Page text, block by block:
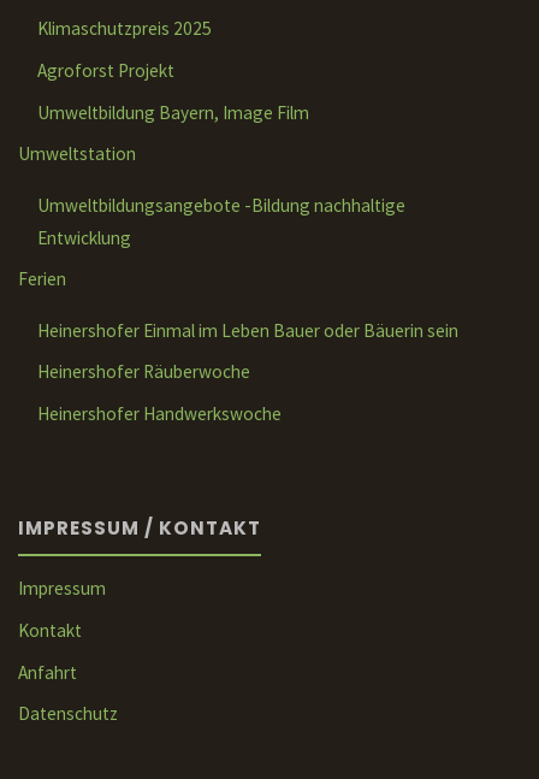
Klimaschutzpreis 2025
Agroforst Projekt
Umweltbildung Bayern, Image Film
Umweltstation
Umweltbildungsangebote -Bildung nachhaltige
Entwicklung
Ferien
Heinershofer Einmal im Leben Bauer oder Bäuerin sein
Heinershofer Räuberwoche
Heinershofer Handwerkswoche
IMPRESSUM / KONTAKT
Impressum
Kontakt
Anfahrt
Datenschutz